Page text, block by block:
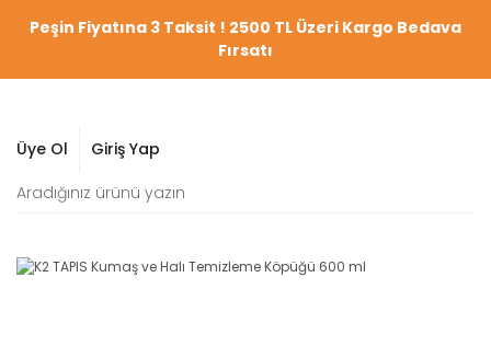
Peşin Fiyatına 3 Taksit ! 2500 TL Üzeri Kargo Bedava
Fırsatı
Üye Ol Giriş Yap